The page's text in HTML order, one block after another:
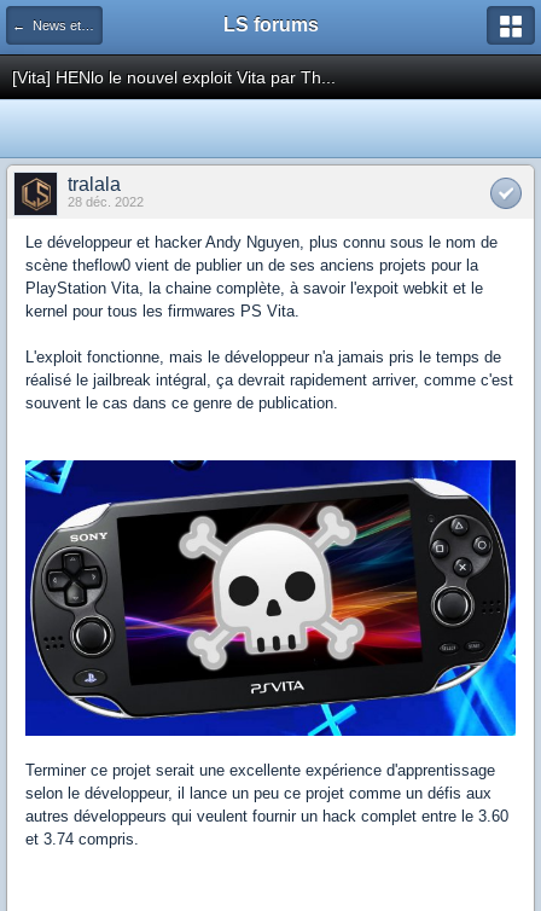
← News et actualités postées sur LS LS forums
[Vita] HENlo le nouvel exploit Vita par Th...
tralala
28 déc. 2022
Le développeur et hacker Andy Nguyen, plus connu sous le nom de
scène theflow0 vient de publier un de ses anciens projets pour la
PlayStation Vita, la chaine complète, à savoir l'expoit webkit et le
kernel pour tous les firmwares PS Vita.
L'exploit fonctionne, mais le développeur n'a jamais pris le temps de
réalisé le jailbreak intégral, ça devrait rapidement arriver, comme c'est
souvent le cas dans ce genre de publication.
Terminer ce projet serait une excellente expérience d'apprentissage
selon le développeur, il lance un peu ce projet comme un défis aux
autres développeurs qui veulent fournir un hack complet entre le 3.60
et 3.74 compris.